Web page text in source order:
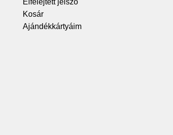
Kosár
Ajándékkártyáim